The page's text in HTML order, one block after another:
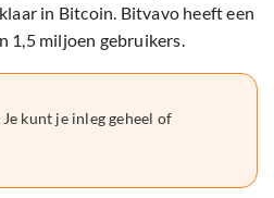
in Bitcoin. Bitvavo heeft een
1,5 miljoen gebruikers.
kunt je inleg geheel of